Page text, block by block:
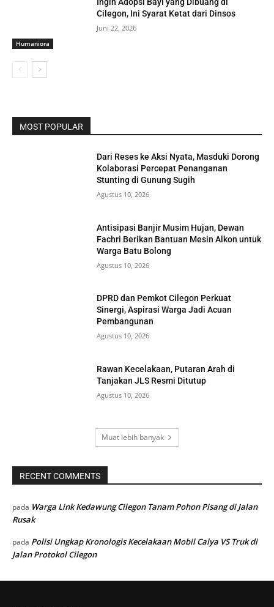
Humaniora
Ingin Adopsi Bayi yang Dibuang di
Cilegon, Ini Syarat Ketat dari Dinsos
Juni 22, 2026
MOST POPULAR
Dari Reses ke Aksi Nyata, Masduki Dorong
Kolaborasi Percepat Penanganan
Stunting di Gunung Sugih
Agustus 10, 2026
Antisipasi Banjir Musim Hujan, Dewan
Fachri Berikan Bantuan Mesin Alkon untuk
Warga Batu Bolong
Agustus 10, 2026
DPRD dan Pemkot Cilegon Perkuat
Sinergi, Aspirasi Warga Jadi Acuan
Pembangunan
Agustus 10, 2026
Rawan Kecelakaan, Putaran Arah di
Tanjakan JLS Resmi Ditutup
Agustus 10, 2026
Muat lebih banyak
RECENT COMMENTS
pada Warga Link Kedawung Cilegon Tanam Pohon Pisang di Jalan
Rusak
pada Polisi Ungkap Kronologis Kecelakaan Mobil Calya VS Truk di
Jalan Protokol Cilegon